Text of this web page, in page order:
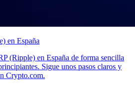
en España
(Ripple) en España de forma sencilla
Sigue unos pasos claros y
Crypto.com.